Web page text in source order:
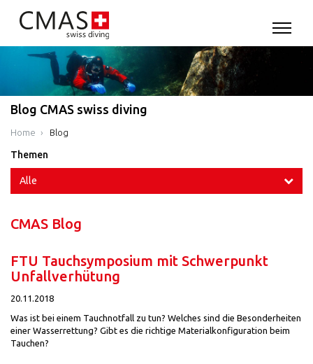
Blog CMAS swiss diving
Home Blog
Themen
Alle
CMAS Blog
FTU Tauchsymposium mit Schwerpunkt
Unfallverhütung
20.11.2018
Was ist bei einem Tauchnotfall zu tun? Welches sind die Besonderheiten
einer Wasserrettung? Gibt es die richtige Materialkonfiguration beim
Tauchen?